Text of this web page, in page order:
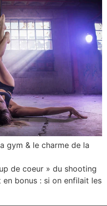
gym & le charme de la
de coeur » du shooting
en bonus : si on enfilait les